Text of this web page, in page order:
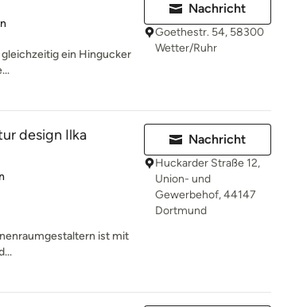
5 Sternen
ein Hingucker
Nachricht
Goethestr. 54, 58300
Wetter/Ruhr
design Ilka
5 Sternen
ist mit
Nachricht
Huckarder Straße 12,
Union- und
Gewerbehof, 44147
Dortmund